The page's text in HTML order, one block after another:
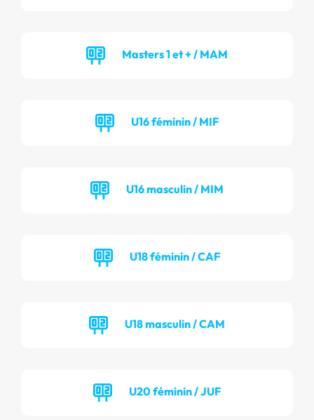
Masters 1 et + / MAM
U16 féminin / MIF
U16 masculin / MIM
U18 féminin / CAF
U18 masculin / CAM
U20 féminin / JUF